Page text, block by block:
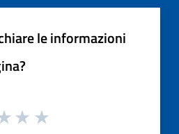
le informazioni